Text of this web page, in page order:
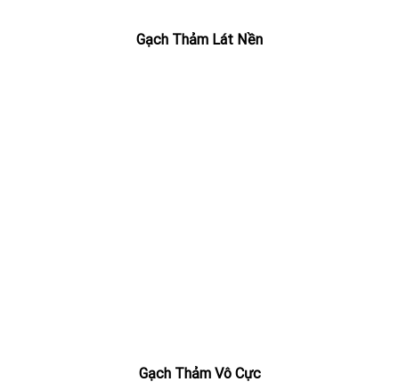
Gạch Thảm Lát Nền
Gạch Thảm Vô Cực